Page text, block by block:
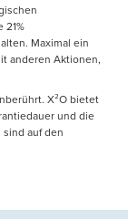
Maximal ein
anderen Aktionen,
X²O bietet
und die
auf den